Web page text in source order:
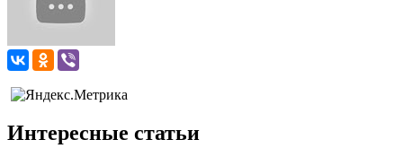
Интересные статьи